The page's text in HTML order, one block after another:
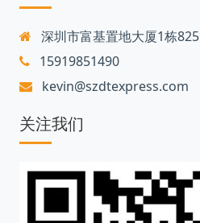
深圳市富基置地大厦1栋825
15919851490
kevin@szdtexpress.com
关注我们